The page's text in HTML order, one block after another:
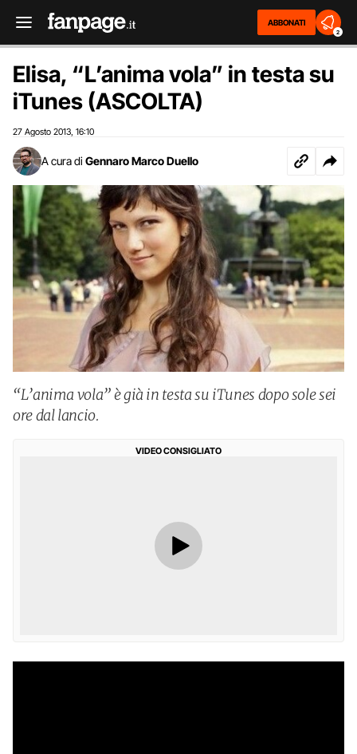
ABBONATI
2
Elisa, “L’anima vola” in testa su
iTunes (ASCOLTA)
27 Agosto 2013 16:10
A cura di Gennaro Marco Duello
“L’anima vola” è già in testa su iTunes dopo sole sei
ore dal lancio.
VIDEO CONSIGLIATO